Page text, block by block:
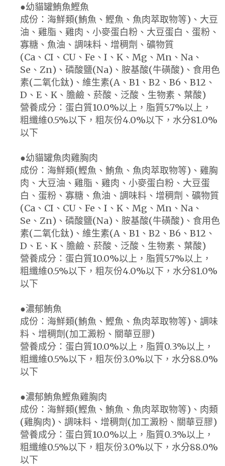
●幼貓罐鮪魚鰹魚
成份：海鮮類(鮪魚、鰹魚、魚肉萃取物等)、大豆
油、雞脂、雞肉、小麥蛋白粉、大豆蛋白、蛋粉、
寡糖、魚油、調味料、增稠劑、礦物質
(Ca、CI、CU、Fe、I、K、Mg、Mn、Na、
Se、Zn)、磷酸鹽(Na)、胺基酸(牛磺酸)、食用色
素(二氧化鈦)、維生素(A、B1、B2、B6、B12、
D、E、K、膽鹼、菸酸、泛酸、生物素、葉酸)
營養成分：蛋白質10.0%以上，脂質5.7%以上，
粗纖維0.5%以下，粗灰份4.0%以下，水分81.0%
以下
●幼貓罐魚肉雞胸肉
成份：海鮮類(鰹魚、鮪魚、魚肉萃取物等)、雞胸
肉、大豆油、雞脂、雞肉、小麥蛋白粉、大豆蛋
白、蛋粉、寡糖、魚油、調味料、增稠劑、礦物質
(Ca、CI、CU、Fe、I、K、Mg、Mn、Na、
Se、Zn)、磷酸鹽(Na)、胺基酸(牛磺酸)、食用色
素(二氧化鈦)、維生素(A、B1、B2、B6、B12、
D、E、K、膽鹼、菸酸、泛酸、生物素、葉酸)
營養成分：蛋白質10.0%以上，脂質5.7%以上，
粗纖維0.5%以下，粗灰份4.0%以下，水分81.0%
以下
●濃郁鮪魚
成份：海鮮類(鮪魚、鰹魚、魚肉萃取物等)、調味
料、增稠劑(加工澱粉、關華豆膠)
營養成分：蛋白質10.0%以上，脂質0.3%以上，
粗纖維0.5%以下，粗灰份3.0%以下，水分88.0%
以下
●濃郁鮪魚鰹魚雞胸肉
成份：海鮮類(鰹魚、鮪魚、魚肉萃取物等)、肉類
(雞胸肉)、調味料、增稠劑(加工澱粉、關華豆膠)
營養成分：蛋白質10.0%以上，脂質0.3%以上，
粗纖維0.5%以下，粗灰份3.0%以下，水分88.0%
以下